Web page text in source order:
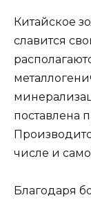
Китайское
славится
поставлена
числе и
Благодаря